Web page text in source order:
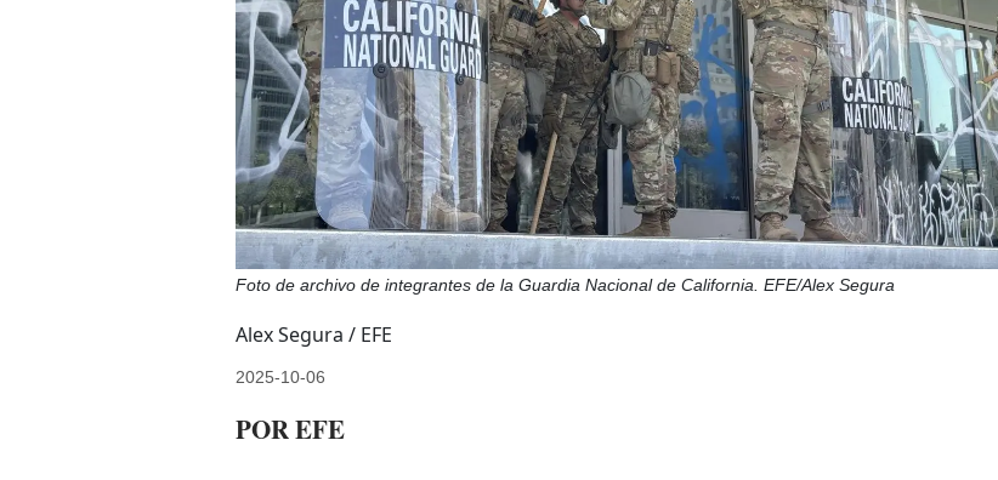
Foto de archivo de integrantes de la Guardia Nacional de California. EFE/Alex Segura
Alex Segura / EFE
2025-10-06
POR EFE